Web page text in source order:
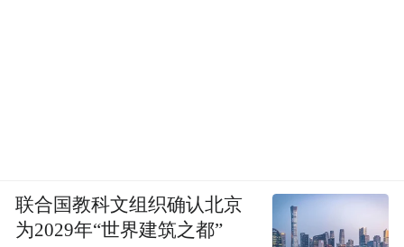
联合国教科文组织确认北京
为2029年“世界建筑之都”